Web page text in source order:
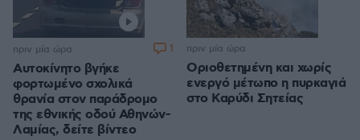
Αυτοκίνητο βγήκε
φορτωμένο σχολικά
θρανία στον παράδρομο
της εθνικής οδού Αθηνών-
Λαμίας, δείτε βίντεο
πριν μία ώρα 1
Οριοθετημένη και χωρίς
ενεργό μέτωπο η πυρκαγιά
στο Καρύδι Σητείας
πριν μία ώρα